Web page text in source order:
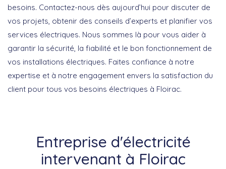
besoins. Contactez-nous dès aujourd’hui pour discuter de
vos projets, obtenir des conseils d’experts et planifier vos
services électriques. Nous sommes là pour vous aider à
garantir la sécurité, la fiabilité et le bon fonctionnement de
vos installations électriques. Faites confiance à notre
expertise et à notre engagement envers la satisfaction du
client pour tous vos besoins électriques à Floirac.
Entreprise d'électricité
intervenant à Floirac